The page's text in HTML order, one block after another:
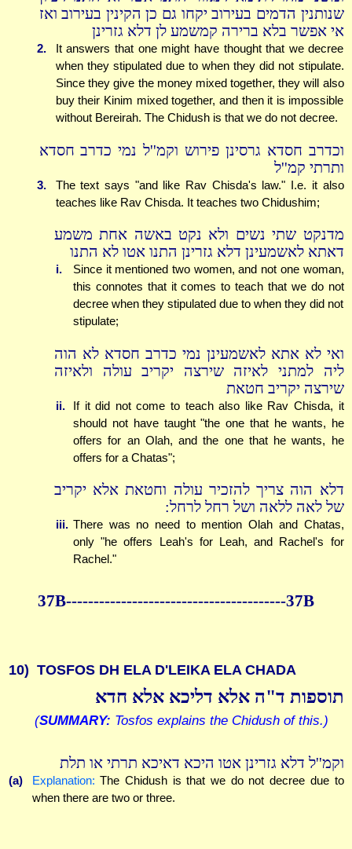
שנותנין הדמים בעירוב יקחו גם כן הקינין בעירוב ואז
אי אפשר בלא ברירה קמשמע לן דלא גזרינן
2.
It answers that one might have thought that we decree
when they stipulated due to when they did not stipulate.
Since they give the money mixed together, they will also
buy their Kinim mixed together, and then it is impossible
without Bereirah. The Chidush is that we do not decree.
וכדרב חסדא גרסינן פירוש וקמ''ל נמי כדרב חסדא
ותרתי קמ''ל
3.
The text says "and like Rav Chisda's law." I.e. it also
teaches like Rav Chisda. It teaches two Chidushim;
מדנקט שתי נשים ולא נקט באשה אחת משמע
דאתא לאשמעינן דלא גזרינן התנו אטו לא התנו
i.
Since it mentioned two women, and not one woman,
this connotes that it comes to teach that we do not
decree when they stipulated due to when they did not
stipulate;
ואי לא אתא לאשמעינן נמי כדרב חסדא לא הוה
ליה למתני לאיזה שירצה יקריב עולה ולאיזה
שירצה יקריב חטאת
ii.
If it did not come to teach also like Rav Chisda, it
should not have taught "the one that he wants, he
offers for an Olah, and the one that he wants, he
offers for a Chatas";
דלא הוה צריך להזכיר עולה וחטאת אלא יקריב
של לאה ללאה ושל רחל לרחל:
iii. There was no need to mention Olah and Chatas,
only "he offers Leah's for Leah, and Rachel's for
Rachel."
37B----------------------------------------37B
10) TOSFOS DH ELA D'LEIKA ELA CHADA
תוספות ד"ה אלא דליכא אלא חדא
(SUMMARY: Tosfos explains the Chidush of this.)
וקמ''ל דלא גזרינן אטו היכא דאיכא תרתי או תלת
(a) Explanation: The Chidush is that we do not decree due to
when there are two or three.